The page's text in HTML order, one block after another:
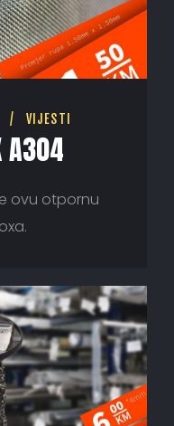
VIJESTI
A304
ovu otpornu